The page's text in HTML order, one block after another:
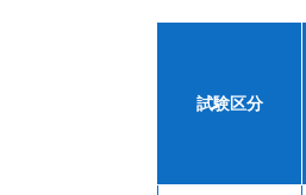
試験区分